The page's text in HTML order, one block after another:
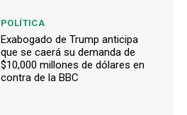
POLÍTICA
Exabogado de Trump anticipa
que se caerá su demanda de
$10,000 millones de dólares en
contra de la BBC